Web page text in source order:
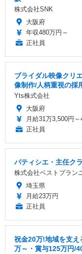
株式会社SNK
大阪府
年収480万円～
正社員
ブライダル映像クリ
像制作/人柄重視の採
Yts株式会社
大阪府
月給31万3,500円～
正社員
パティシエ・主任ク
株式会社ベストプラン
埼玉県
月給23万円
正社員
祝金20万!地域を支
万～・賞与125万円/